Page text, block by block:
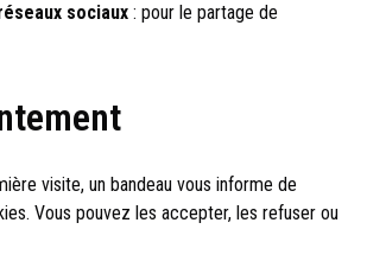
sociaux : pour le partage de
visite, un bandeau vous informe de
Vous pouvez les accepter, les refuser ou